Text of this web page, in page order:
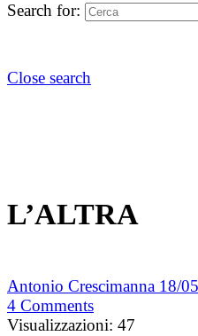
Search for:
Close search
L’ALTRA
Antonio Crescimanna 18/
4 Comments
Visualizzazioni: 47